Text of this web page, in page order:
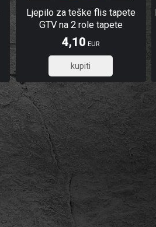
Ljepilo za teške flis tapete
GTV na 2 role tapete
4,10 EUR
3,28